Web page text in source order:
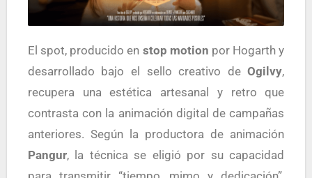
El spot, producido en stop motion por Hogarth y
desarrollado bajo el sello creativo deOgilvy,
recupera una estética artesanal y retro que
contrasta con la animación digital de campañas
anteriores. Según la productora de animación
Pangur, la técnica se eligió por su capacidad